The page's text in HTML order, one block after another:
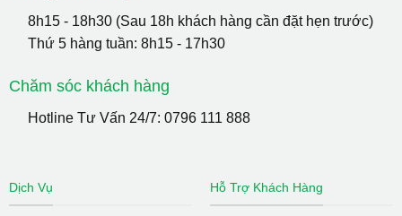
8h15 - 18h30 (Sau 18h khách hàng cần đặt hẹn trước)
Thứ 5 hàng tuần: 8h15 - 17h30
Chăm sóc khách hàng
Hotline Tư Vấn 24/7: 0796 111 888
Dịch Vụ Hỗ Trợ Khách Hàng